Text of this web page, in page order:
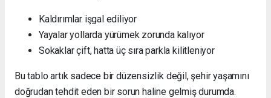
Kaldırımlar işgal ediliyor
Yayalar yollarda yürümek zorunda kalıyor
Sokaklar çift, hatta üç sıra parkla kilitleniyor
Bu tablo artık sadece bir düzensizlik değil, şehir yaşamını
doğrudan tehdit eden bir sorun haline gelmiş durumda.